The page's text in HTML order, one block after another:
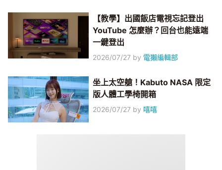
【教學】出國飯店電視忘記登出
YouTube 怎麼辦？回台也能遠端
一鍵登出
2026/07/27 by 電獺編輯部
坐上太空艙！Kabuto NASA 限定
版人體工學椅開箱
2026/07/27 by 嘻嘻